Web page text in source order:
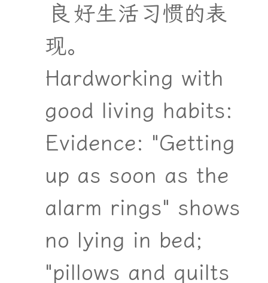
良 好生活 习惯的表
现。
Hardworking with
good living habits:
Evidence: "Getting
up as soon as the
alarm rings" shows
no lying in bed;
"pillows and quilts